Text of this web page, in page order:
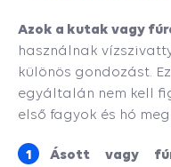
Azok a kutak vagy
használnak
különös gondozást.
egyáltalán nem kell
első fagyok és hó
Ásott vagy